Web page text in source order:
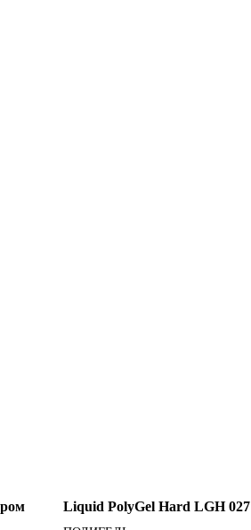
Liquid PolyGel Hard LGH 027